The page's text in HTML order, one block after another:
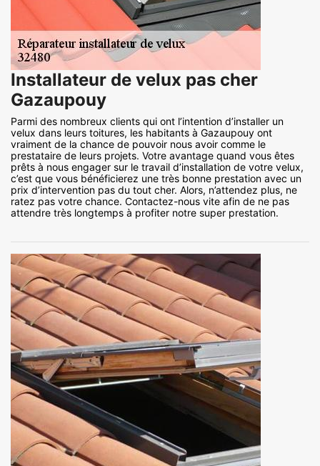
Installateur de velux pas cher
Gazaupouy
Parmi des nombreux clients qui ont l’intention d’installer un
velux dans leurs toitures, les habitants à Gazaupouy ont
vraiment de la chance de pouvoir nous avoir comme le
prestataire de leurs projets. Votre avantage quand vous êtes
prêts à nous engager sur le travail d’installation de votre velux,
c’est que vous bénéficierez une très bonne prestation avec un
prix d’intervention pas du tout cher. Alors, n’attendez plus, ne
ratez pas votre chance. Contactez-nous vite afin de ne pas
attendre très longtemps à profiter notre super prestation.